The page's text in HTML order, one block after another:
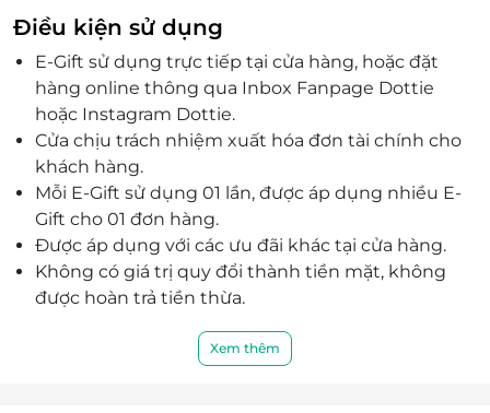
Với hơn 14 cửa hàng trên toàn quốc, Dottie là
điểm đến lý tưởng cho tín đồ yêu thích thời
trang trẻ trung.
Thẻ quà tặng LifeLink giúp bạn dễ dàng sở hữu
những món đồ ưa thích tại Dottie với nhiều ưu
đãi hấp dẫn.
Dottie là lựa chọn hoàn hảo cho những ai yêu
thích sự phong cách và tinh tế trong từng bộ
trang phục.
Điều kiện sử dụng
E-Gift sử dụng trực tiếp tại cửa hàng, hoặc đặt
hàng online thông qua Inbox Fanpage Dottie
hoặc Instagram Dottie.
Cửa chịu trách nhiệm xuất hóa đơn tài chính cho
khách hàng.
Mỗi E-Gift sử dụng 01 lần, được áp dụng nhiều E-
Gift cho 01 đơn hàng.
Được áp dụng với các ưu đãi khác tại cửa hàng.
Không có giá trị quy đổi thành tiền mặt, không
được hoàn trả tiền thừa.
trạng thái đã sử dụng.Xem thêm